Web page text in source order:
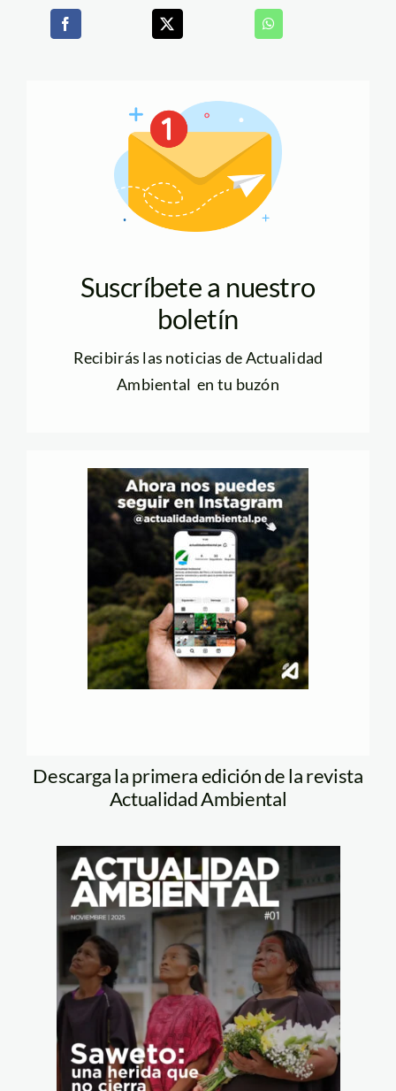
Suscríbete a nuestro
boletín
Recibirás las noticias de Actualidad
Ambiental en tu buzón
Descarga la primera edición de la revista
Actualidad Ambiental